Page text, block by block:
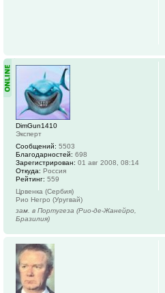
DimGun1410
Эксперт
Сообщений: 5503
Благодарностей: 698
Зарегистрирован: 01 авг 2008, 08:14
Откуда: Россия
Рейтинг: 559
Црвенка (Сербия)
Рио Негро (Уругвай)
зам. в Португеза (Рио-де-Жанейро,
Бразилия)